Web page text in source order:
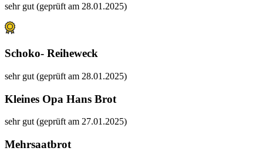
sehr gut (geprüft am 28.01.2025)
Schoko- Reiheweck
sehr gut (geprüft am 28.01.2025)
Kleines Opa Hans Brot
sehr gut (geprüft am 27.01.2025)
Mehrsaatbrot